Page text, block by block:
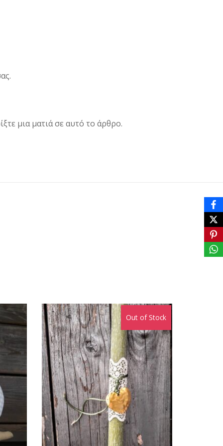
μια ματιά σε αυτό το άρθρο.
Out of Stock